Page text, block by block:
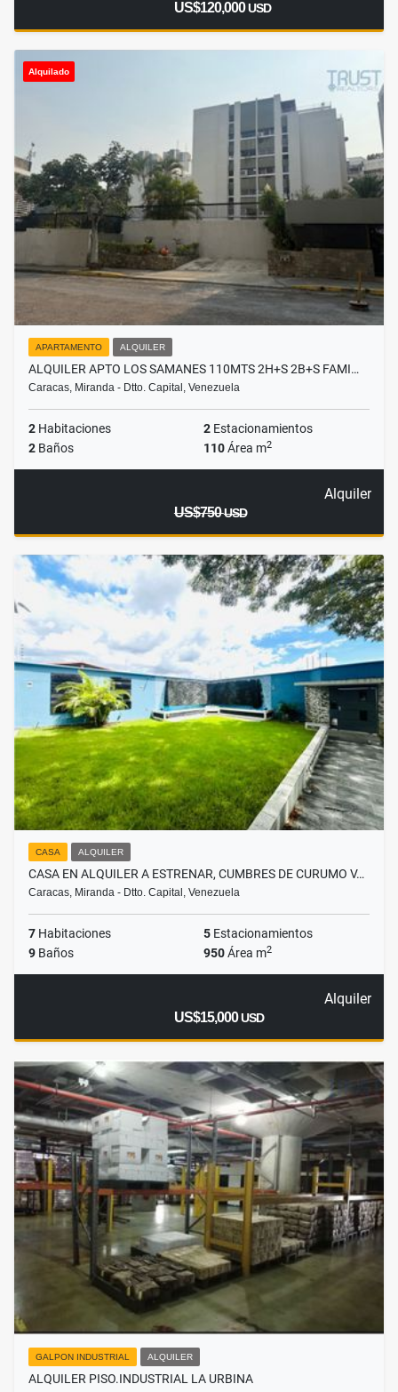
US$120,000USD
Alquilado
APARTAMENTO ALQUILER
ALQUILER APTO LOS SAMANES 110MTS 2H+S 2B+S FAMI…
Caracas, Miranda - Dtto. Capital, Venezuela
2 Habitaciones 2 Estacionamientos
2 Baños 110Área m2
Alquiler
US$750USD
CASA ALQUILER
CASA EN ALQUILER A ESTRENAR, CUMBRES DE CURUMO V…
Caracas, Miranda - Dtto. Capital, Venezuela
7 Habitaciones 5 Estacionamientos
9 Baños 950Área m2
Alquiler
US$15,000USD
GALPON INDUSTRIAL ALQUILER
ALQUILER PISO.INDUSTRIAL LA URBINA